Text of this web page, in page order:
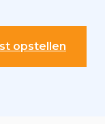
opstellen